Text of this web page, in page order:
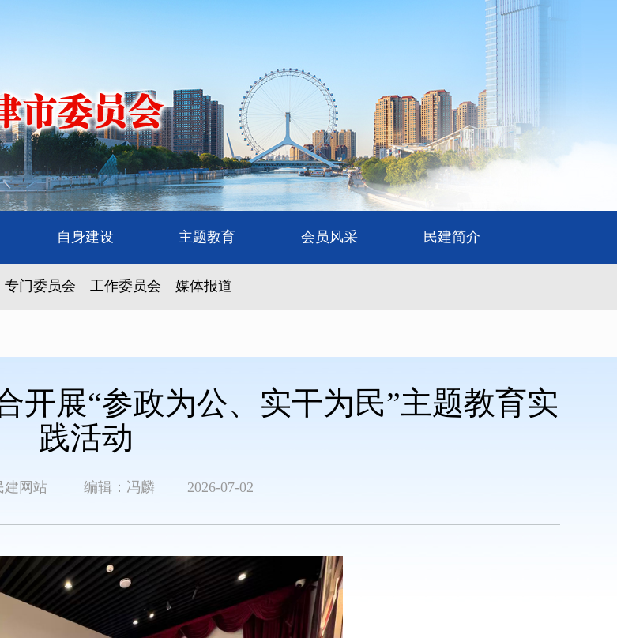
自身建设 主题教育 会员风采 民建简介
专门委员会 工作委员会 媒体报道
开展“参政为公、实干为民”主题教育实
践活动
民建网站 编辑：冯麟 2026-07-02